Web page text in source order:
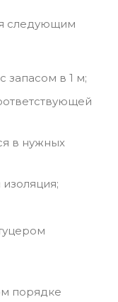
следующим
запасом в 1 м;
в нужных
порядке